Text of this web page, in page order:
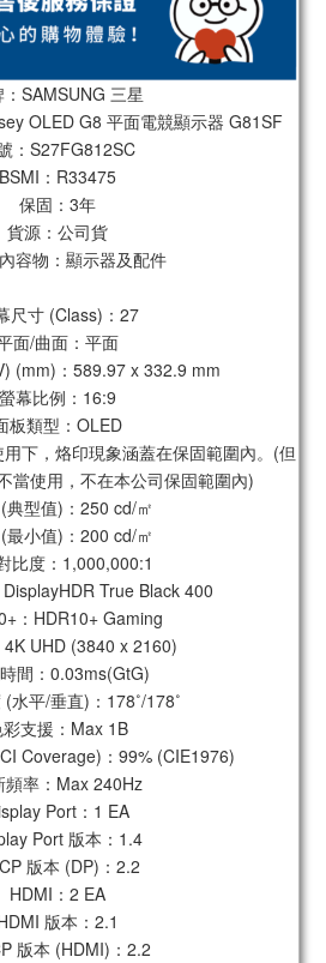
SAMSUNG 三星
OLED G8 平面電競顯示器 G81SF
：S27FG812SC
BSMI：R33475
保固：3年
貨源：公司貨
容物：顯示器及配件
尺寸 (Class)：27
面/曲面：平面
(mm)：589.97 x 332.9 mm
螢幕比例：16:9
板類型：OLED
下，烙印現象涵蓋在保固範圍內。(但
當使用，不在本公司保固範圍內)
典型值)：250 cd/㎡
最小值)：200 cd/㎡
比度：1,000,000:1
True Black 400
：HDR10+ Gaming
UHD (3840 x 2160)
間：0.03ms(GtG)
水平/垂直)：178˚/178˚
支援：Max 1B
Coverage)：99% (CIE1976)
頻率：Max 240Hz
Port：1 EA
Port 版本：1.4
版本 (DP)：2.2
HDMI：2 EA
版本：2.1
版本 (HDMI)：2.2